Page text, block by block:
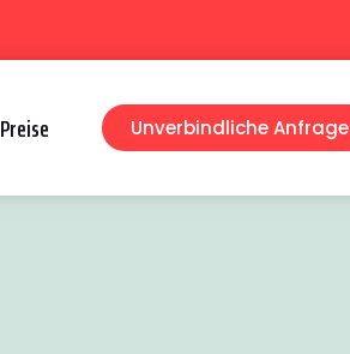
Preise Unverbindliche Anfrage